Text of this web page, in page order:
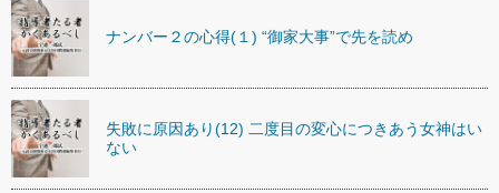
ナンバー２の心得(１) “御家大事”で先を読め
失敗に原因あり(12) 二度目の変心につきあう女神はい
ない